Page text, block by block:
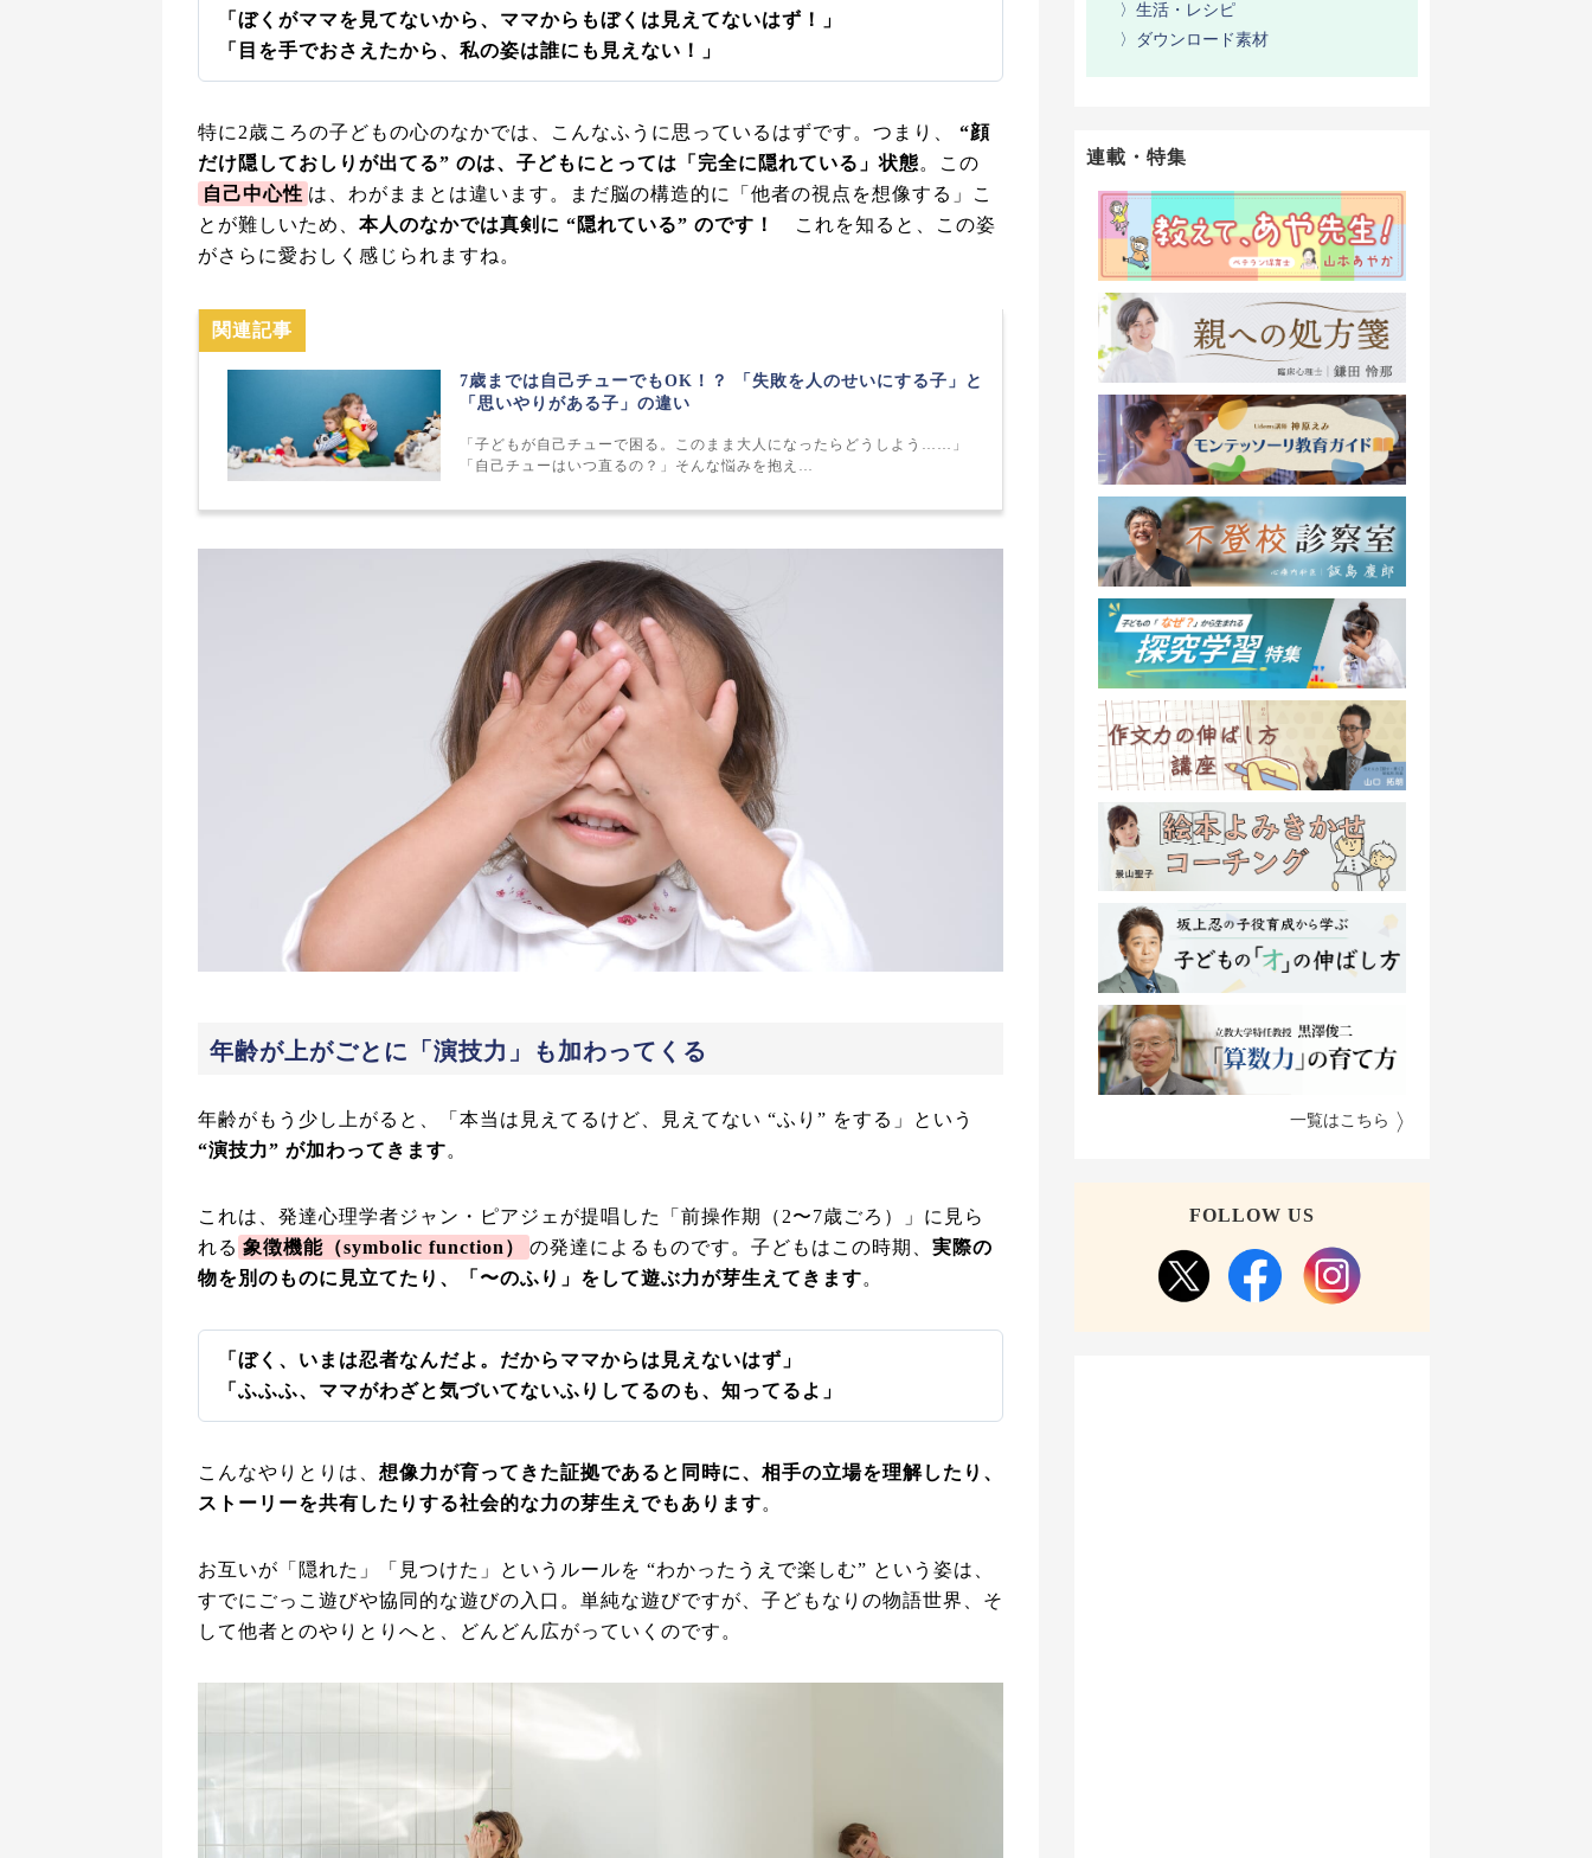
「ぼくがママを見てないから、ママからもぼくは見えてないはず！」
「目を手でおさえたから、私の姿は誰にも見えない！」
特に2歳ころの子どもの心のなかでは、こんなふうに思っているはずです。つまり、 “顔
だけ隠しておしりが出てる” のは、子どもにとっては「完全に隠れている」状態。この
自己中心性 は、わがままとは違います。まだ脳の構造的に「他者の視点を想像する」こ
とが難しいため、 本人のなかでは真剣に “隠れている” のです！
これを知ると、この姿
がさらに愛おしく感じられますね。
関連記事
7歳までは自己チューでもOK！？ 「失敗を人のせいにする子」と
「思いやりがある子」の違い
「子どもが自己チューで困る。このまま大人になったらどうしよう……」
「自己チューはいつ直るの？」そんな悩みを抱え…
年齢が上がごとに「演技力」も加わってくる
年齢がもう少し上がると、「本当は見えてるけど、見えてない “ふり” をする」という
“演技力” が加わってきます。
これは、発達心理学者ジャン・ピアジェが提唱した「前操作期（2〜7歳ごろ）」に見ら
れる 象徴機能（symbolic function） の発達によるものです。子どもはこの時期、 実際の
物を別のものに見立てたり、「〜のふり」をして遊ぶ力が芽生えてきます。
「ぼく、いまは忍者なんだよ。だからママからは見えないはず」
「ふふふ、ママがわざと気づいてないふりしてるのも、知ってるよ」
こんなやりとりは、 想像力が育ってきた証拠であると同時に、相手の立場を理解したり、
ストーリーを共有したりする社会的な力の芽生えでもあります。
お互いが「隠れた」「見つけた」というルールを “わかったうえで楽しむ” という姿は、
すでにごっこ遊びや協同的な遊びの入口。単純な遊びですが、子どもなりの物語世界、そ
して他者とのやりとりへと、どんどん広がっていくのです。
〉生活・レシピ
〉ダウンロード素材
連載・特集
一覧はこちら
FOLLOW US